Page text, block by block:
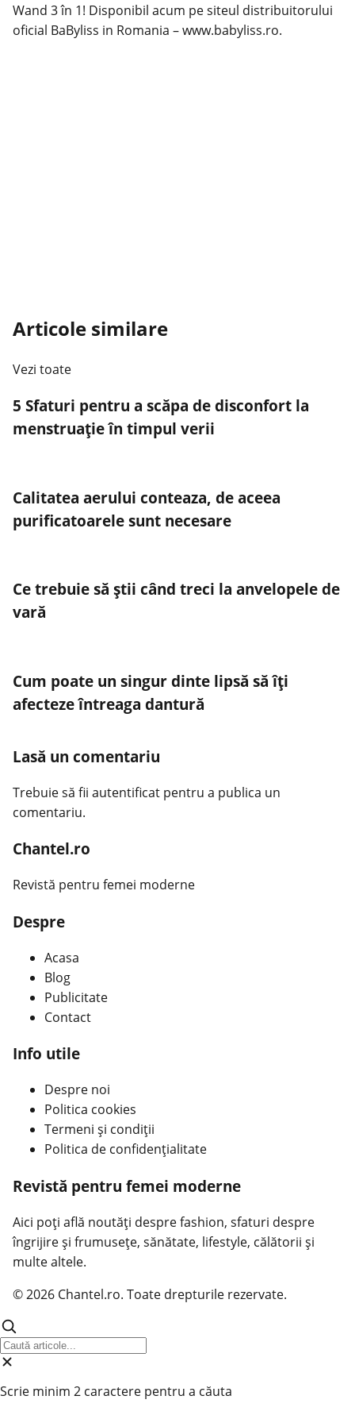
Wand 3 în 1! Disponibil acum pe siteul distribuitorului
oficial BaByliss in Romania –www.babyliss.ro.
Articole similare
Vezi toate
5 Sfaturi pentru a scăpa de disconfort la
menstruație în timpul verii
Calitatea aerului conteaza, de aceea
purificatoarele sunt necesare
Ce trebuie să știi când treci la anvelopele de
vară
Cum poate un singur dinte lipsă să îți
afecteze întreaga dantură
Lasă un comentariu
Trebuie să fii autentificat pentru a publica un
comentariu.
Chantel.ro
Revistă pentru femei moderne
Despre
Acasa
Blog
Publicitate
Contact
Info utile
Despre noi
Politica cookies
Termeni și condiții
Politica de confidențialitate
Revistă pentru femei moderne
Aici poți află noutăți despre fashion, sfaturi despre
îngrijire și frumusețe, sănătate, lifestyle, călătorii și
multe altele.
© 2026 Chantel.ro. Toate drepturile rezervate.
Scrie minim 2 caractere pentru a căuta